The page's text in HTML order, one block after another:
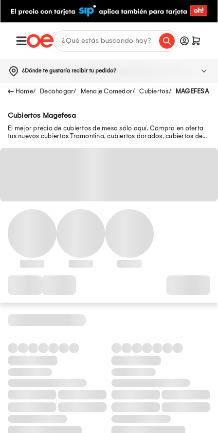
¿Dónde te gustaría recibir tu pedido?
Decohogar Menaje Comedor Cubiertos MAGEFESA
Cubiertos Magefesa
El mejor precio de cubiertos de mesa sólo aquí. Compra en oferta
tus nuevos cubiertos Tramontina, cubiertos dorados, cubiertos de